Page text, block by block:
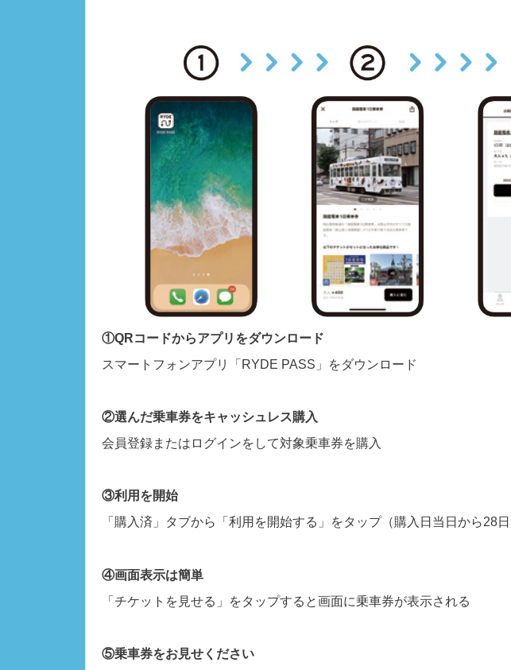
①QRコードからアプリをダウンロード
スマートフォンアプリ「RYDE PASS」をダウンロード
②選んだ乗車券をキャッシュレス購入
会員登録またはログインをして対象乗車券を購入
③利用を開始
「購入済」タブから「利用を開始する」をタップ（購入日当日から28日
④画面表示は簡単
「チケットを見せる」をタップすると画面に乗車券が表示される
⑤乗車券をお見せください